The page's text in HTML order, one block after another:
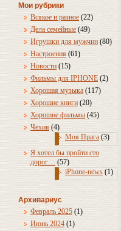
Мои рубрики
Всякое и разное (22)
Дела семейные (49)
Игрушки для мужчин (80)
Настроения (61)
Новости (15)
Фильмы для IPHONE (2)
Хорошая музыка (117)
Хорошие книги (20)
Хорошие фильмы (45)
Чехия (4)
Моя Прага (3)
Я хотел бы пройти сто
дорог… (57)
iPhone-news (1)
Архивариус
Февраль 2025 (1)
Июнь 2024 (1)